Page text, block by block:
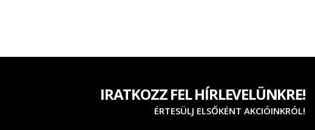
IRATKOZZ FEL HÍRLEVELÜNKRE!
ÉRTESÜLJ ELSŐKÉNT AKCIÓINKRÓL!